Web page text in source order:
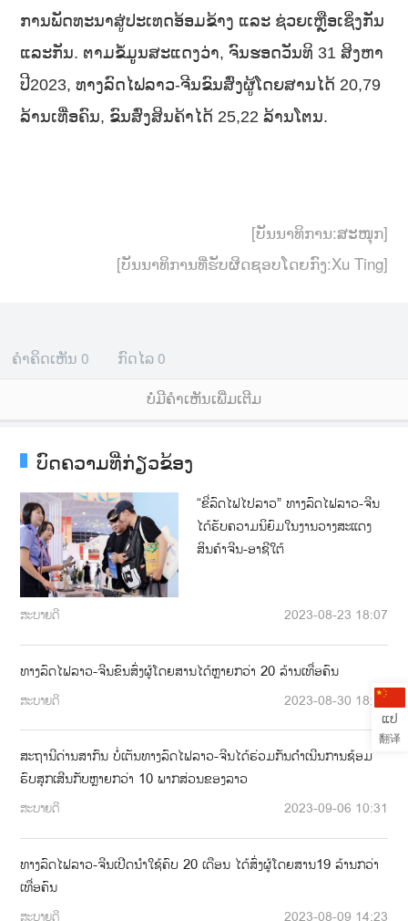
ການພັດທະນາສູ່ປະເທດອ້ອມຂ້າງ ແລະ ຊ່ວຍເຫຼືອເຊິ່ງກັນ
ແລະກັນ. ຕາມຂໍ້ມູູນສະແດງວ່າ, ຈົນຮອດວັນທິ 31 ສິງຫາ
ປີ2023, ທາງລົດໄຟລາວ-ຈີນຂົນສົ່ງຜູ້ໂດຍສານໄດ້ 20,79
ລ້ານເທື່ອຄົນ, ຂົນສົ່ງສິນຄ້າໄດ້ 25,22 ລ້ານໂຕນ.
[ບັນນາທິການ:ສະໜຸກ]
[ບັນນາທິການທີ່ຮັບຜິດຊອບໂດຍກົງ:Xu Ting]
ຄຳຄິດເຫັນ 0 ກົດໄລ 0
ບໍ່ມີຄໍາເຫັນເພີ່ມເຕີມ
ບົດຄວາມທີ່ກ່ຽວຂ້ອງ
“ຂີ່ລົດໄຟໄປລາວ” ທາງ​ລົດ​ໄຟລາວ​​-ຈີນ
ໄດ້​ຮັບ​ຄວາມ​ນິ​ຍົມ​ໃນ​ງານ​ວາງ​ສະ​ແດງ​
ສິນ​ຄ້າ​ຈີນ​-ອາຊີໃຕ້
ສະບາຍດີ 2023-08-23 18:07
ທາງລົດໄຟລາວ-ຈີນຂົນສົ່ງຜູ້ໂດຍສານໄດ້ຫຼາຍກວ່າ 20 ລ້ານເທື່ອຄົນ
ສະບາຍດີ 2023-08-30 18:19
ສະຖານີດ່ານສາກົນ ບໍ່ເຕັນທາງລົດໄຟລາວ-ຈີນໄດ້ຮ່ວມກັນດຳເນີນການຊ້ອມ
ຮົບສຸກເສີນກັບຫຼາຍກວ່າ 10 ພາກສ່ວນຂອງລາວ
ສະບາຍດີ 2023-09-06 10:31
ທາງລົດໄຟລາວ-ຈີນເປີດນໍາໃຊ້ຄົບ 20 ເດືອນ ໄດ້ສົ່ງຜູ້ໂດຍສານ19 ລ້ານກວ່າ
ເທື່ອຄົນ
ສະບາຍດີ 2023-08-09 14:23
ແປ
翻译